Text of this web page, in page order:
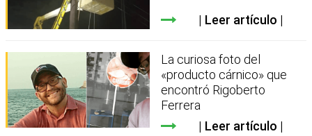
Leer artículo
La curiosa foto del
«producto cárnico» que
encontró Rigoberto
Ferrera
Leer artículo